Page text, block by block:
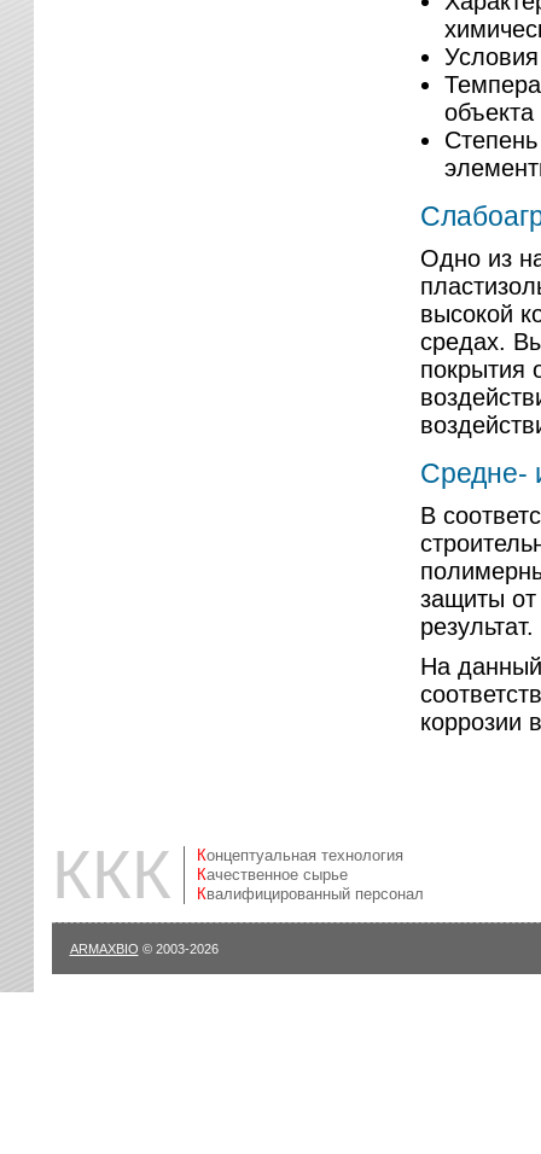
объекта
Одно из
высокой
средах.
покрытия
Средне-
В
защиты от
результат.
На
коррозии
ККК
Концептуальная технология
Качественное сырье
Квалифицированный персонал
ARMAXBIO © 2003-2026